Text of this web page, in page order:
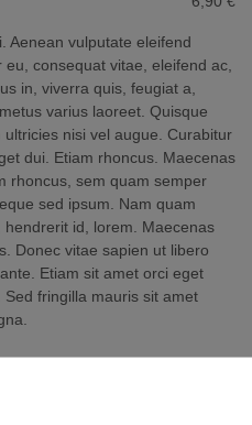
Aenean vulputate eleifend
consequat vitae, eleifend ac,
in, viverra quis, feugiat a,
varius laoreet. Quisque
nisi vel augue. Curabitur
dui. Etiam rhoncus. Maecenas
rhoncus, sem quam semper
sed ipsum. Nam quam
id, lorem. Maecenas
Donec vitae sapien ut libero
Etiam sit amet orci eget
fringilla mauris sit amet